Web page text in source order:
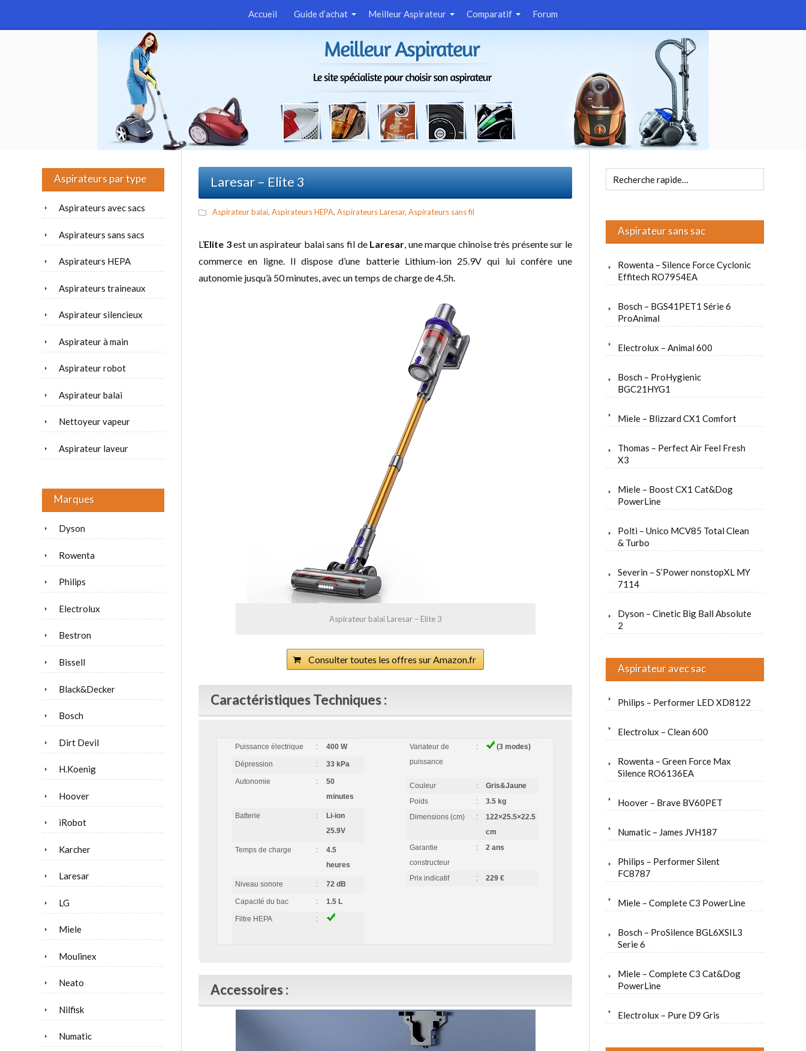
Accueil Guide d’achat Meilleur Aspirateur Comparatif Forum
Laresar – Elite 3
Aspirateur balai, Aspirateurs HEPA, Aspirateurs Laresar, Aspirateurs sans fil
L’Elite 3est un aspirateur balai sans fil de Laresar, une marque chinoise très présente sur le
commerce en ligne. Il dispose d’une batterie Lithium-ion 25.9V qui lui confère une
autonomie jusqu’à 50 minutes, avec un temps de charge de 4.5h.
Aspirateur balai Laresar – Elite 3
Consulter toutes les offres sur Amazon.fr
Caractéristiques Techniques :
Puissance électrique : 400 W
Dépression : 33 kPa
Autonomie :
50
minutes
Batterie :
Li-ion
25.9V
Temps de charge :
4.5
heures
Niveau sonore : 72 dB
Capacité du bac : 1.5 L
Filtre HEPA :
Variateur de
puissance
: (3 modes)
Couleur :
Gris&Jaune
Poids
:
3.5 kg
Dimensions (cm)
:
122×25.5×22.5
cm
Garantie
constructeur
: 2 ans
Prix indicatif : 229 €
Accessoires :
Aspirateur sans sac
Rowenta – Silence Force Cyclonic
Effitech RO7954EA
Bosch – BGS41PET1 Série 6
ProAnimal
Electrolux – Animal 600
Bosch – ProHygienic
BGC21HYG1
Miele – Blizzard CX1 Comfort
Thomas – Perfect Air Feel Fresh
X3
Miele – Boost CX1 Cat&Dog
PowerLine
Polti – Unico MCV85 Total Clean
& Turbo
Severin – S’Power nonstopXL MY
7114
Dyson – Cinetic Big Ball Absolute
2
Aspirateur avec sac
Philips – Performer LED XD8122
Electrolux – Clean 600
Rowenta – Green Force Max
Silence RO6136EA
Hoover – Brave BV60PET
Numatic – James JVH187
Philips – Performer Silent
FC8787
Miele – Complete C3 PowerLine
Bosch – ProSilence BGL6XSIL3
Serie 6
Miele – Complete C3 Cat&Dog
PowerLine
Electrolux – Pure D9 Gris
Aspirateurs par type
Aspirateurs avec sacs
Aspirateurs sans sacs
Aspirateurs HEPA
Aspirateurs traineaux
Aspirateur silencieux
Aspirateur à main
Aspirateur robot
Aspirateur balai
Nettoyeur vapeur
Aspirateur laveur
Marques
Dyson
Rowenta
Philips
Electrolux
Bestron
Bissell
Black&Decker
Bosch
Dirt Devil
H.Koenig
Hoover
iRobot
Karcher
Laresar
LG
Miele
Moulinex
Neato
Nilfisk
Numatic